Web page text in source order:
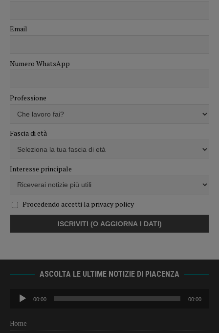
Email
Numero WhatsApp
Professione
Fascia di età
Interesse principale
Procedendo accetti la privacy policy
ASCOLTA LE ULTIME NOTIZIE DI PIACENZA
Audio
Player
00:00 00:00
Home